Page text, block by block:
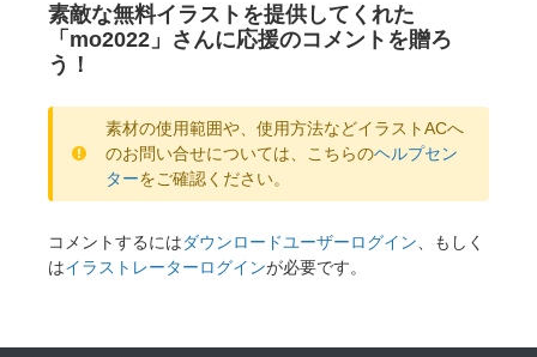
素敵な無料イラストを提供してくれた
「mo2022」さんに応援のコメントを贈ろ
う！
素材の使用範囲や、使用方法などイラストACへ
のお問い合せについては、こちらのヘルプセン
ターをご確認ください。
コメントするにはダウンロードユーザーログイン 、もしく
はイラストレーターログインが必要です。